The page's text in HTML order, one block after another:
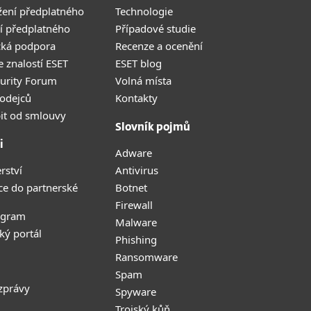
předplatného
předplatného
podpora
znalostí ESET
Forum
od smlouvy
do partnerské
portál
Technologie
Případové studie
Recenze a ocenění
ESET blog
Volná místa
Kontakty
Slovník pojmů
Adware
Antivirus
Botnet
Firewall
Malware
Phishing
Ransomware
Spam
Spyware